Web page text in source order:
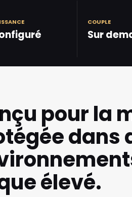
COUPLE
Sur
pour la
dans
élevé.